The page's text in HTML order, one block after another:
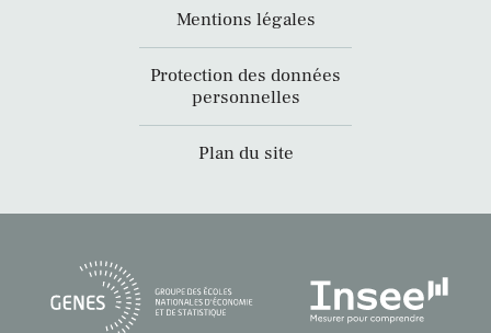
Mentions légales
Protection des données
personnelles
Plan du site